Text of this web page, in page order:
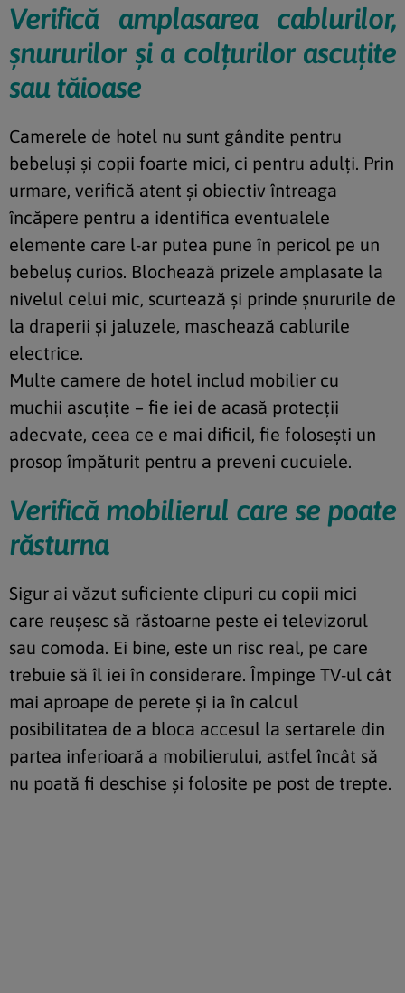
Verifică amplasarea cablurilor,
șnururilor și a colțurilor ascuțite
sau tăioase
Camerele de hotel nu sunt gândite pentru
bebeluși și copii foarte mici, ci pentru adulți. Prin
urmare, verifică atent și obiectiv întreaga
încăpere pentru a identifica eventualele
elemente care l-ar putea pune în pericol pe un
bebeluș curios. Blochează prizele amplasate la
nivelul celui mic, scurtează și prinde șnururile de
la draperii și jaluzele, maschează cablurile
electrice.
Multe camere de hotel includ mobilier cu
muchii ascuțite – fie iei de acasă protecții
adecvate, ceea ce e mai dificil, fie folosești un
prosop împăturit pentru a preveni cucuiele.
Verifică mobilierul care se poate
răsturna
Sigur ai văzut suficiente clipuri cu copii mici
care reușesc să răstoarne peste ei televizorul
sau comoda. Ei bine, este un risc real, pe care
trebuie să îl iei în considerare. Împinge TV-ul cât
mai aproape de perete și ia în calcul
posibilitatea de a bloca accesul la sertarele din
partea inferioară a mobilierului, astfel încât să
nu poată fi deschise și folosite pe post de trepte.